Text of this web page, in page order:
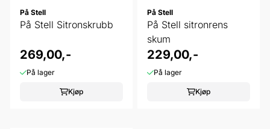
På Stell
På Stell Sitronskrubb
269,00,-
På lager
Kjøp
På Stell
På Stell sitronrens
skum
229,00,-
På lager
Kjøp